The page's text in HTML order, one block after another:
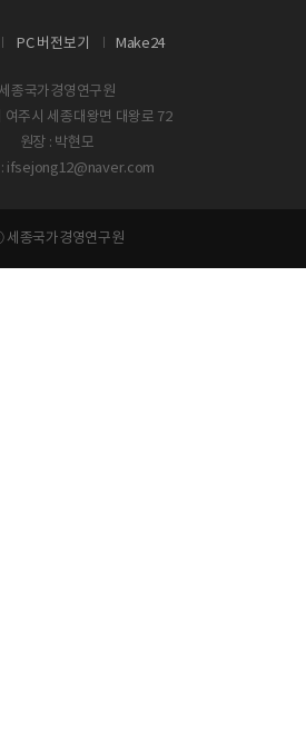
PC 버전보기 Make24
세종국가경영연구원
여주시 세종대왕면 대왕로 72
원장 : 박현모
: ifsejong12@naver.com
종국가경영연구원